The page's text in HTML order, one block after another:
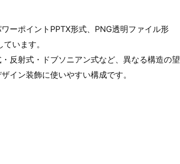
ーポイントPPTX形式、PNG透明ファイル形
います。
反射式・ドブソニアン式など、異なる構造の望
イン装飾に使いやすい構成です。